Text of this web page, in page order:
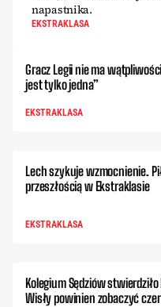
napastnika.
EKSTRAKLASA
Gracz Legii nie ma
jest tylko jedna”
EKSTRAKLASA
Lech szykuje wzmocnienie.
przeszłością w Ekstraklasie
EKSTRAKLASA
Kolegium Sędziów stwierdziło
Wisły powinien zobaczyć